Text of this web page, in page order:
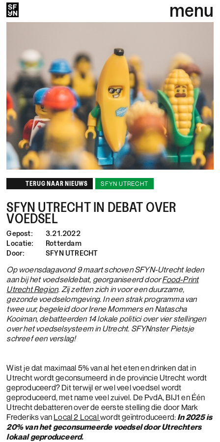
menu
TERUG NAAR NIEUWS SFYN UTRECHT
SFYN UTRECHT IN DEBAT OVER
VOEDSEL
Gepost:
3.21.2022
Locatie:
Rotterdam
Door:
SFYN UTRECHT
Op woensdagavond 9 maart schoven SFYN-Utrecht leden
aan bij het voedseldebat, georganiseerd doorFood-Print
Utrecht Region. Zij zetten zich in voor een duurzame,
gezonde voedselomgeving. In een strak programma van
twee uur, begeleid door Irene Mommers en Natascha
Kooiman, debatteerden 14 lokale politici over vier stellingen
over het voedselsysteem in Utrecht. SFYNnster Pietsje
schreef een verslag!
Wist je dat maximaal 5% van al het eten en drinken dat in
Utrecht wordt geconsumeerd in de provincie Utrecht wordt
geproduceerd? Dit terwijl er wel veel voedsel wordt
geproduceerd, met name veel zuivel. De PvdA, BIJ1 en Één
Utrecht debatteren over de eerste stelling die door Mark
Frederiks van Local 2 Localwordt geïntroduceerd: In 2025 is
20% van het geconsumeerde voedsel door Utrechters
lokaal geproduceerd.